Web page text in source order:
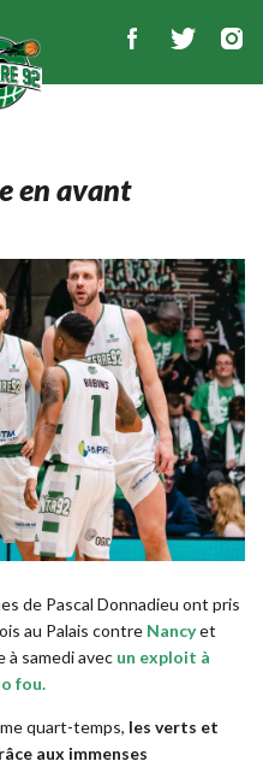
en avant
de Pascal Donnadieu ont pris
au Palais contre Nancyet
samedi avec un exploit à
fou.
quart-temps, les verts et
aux immenses